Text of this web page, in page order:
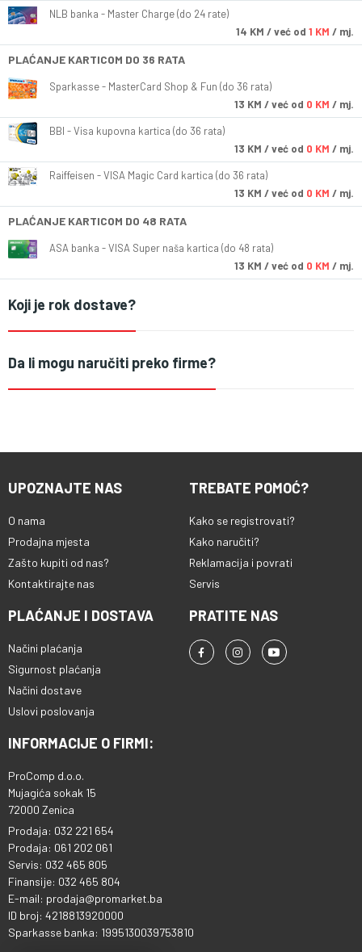
NLB banka - Master Charge (do 24 rate)
14 KM / već od 1 KM / mj.
PLAĆANJE KARTICOM DO 36 RATA
Sparkasse - MasterCard Shop & Fun (do 36 rata)
13 KM / već od 0 KM / mj.
BBI - Visa kupovna kartica (do 36 rata)
13 KM / već od 0 KM / mj.
Raiffeisen - VISA Magic Card kartica (do 36 rata)
13 KM / već od 0 KM / mj.
PLAĆANJE KARTICOM DO 48 RATA
ASA banka - VISA Super naša kartica (do 48 rata)
13 KM / već od 0 KM / mj.
Koji je rok dostave?
Da li mogu naručiti preko firme?
UPOZNAJTE NAS
O nama
Prodajna mjesta
Zašto kupiti od nas?
Kontaktirajte nas
TREBATE POMOĆ?
Kako se registrovati?
Kako naručiti?
Reklamacija i povrati
Servis
PLAĆANJE I DOSTAVA
Načini plaćanja
Sigurnost plaćanja
Načini dostave
Uslovi poslovanja
PRATITE NAS
INFORMACIJE O FIRMI:
ProComp d.o.o.
Mujagića sokak 15
72000 Zenica
Prodaja: 032 221 654
Prodaja: 061 202 061
Servis: 032 465 805
Finansije: 032 465 804
E-mail: prodaja@promarket.ba
ID broj: 4218813920000
Sparkasse banka: 1995130039753810